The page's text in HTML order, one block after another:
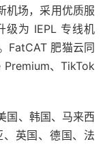
机场，采用优质服
级为 IEPL 专线机
FatCAT 肥猫云同
、TikTok
国、韩国、马来西
英国、德国、法